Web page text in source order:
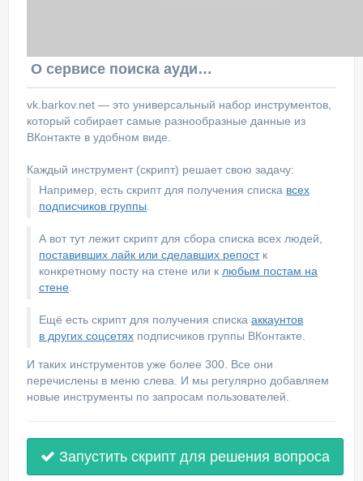
О сервисе поиска аудитории ВКонтакте
vk.barkov.net — это универсальный набор инструментов,
который собирает самые разнообразные данные из
ВКонтакте в удобном виде.
Каждый инструмент (скрипт) решает свою задачу:
Например, есть скрипт для получения списка всех
подписчиков группы
А вот тут лежит скрипт для сбора списка всех людей,
поставивших лайк или сделавших репостк
конкретному посту на стене или к любым постам на
стене
Ещё есть скрипт для получения списка аккаунтов
в других соцсетях подписчиков группы ВКонтакте.
И таких инструментов уже более 300. Все они
перечислены в меню слева. И мы регулярно добавляем
новые инструменты по запросам пользователей.
Запустить скрипт для решения вопроса